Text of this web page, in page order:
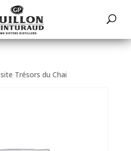
Trésors du Chai